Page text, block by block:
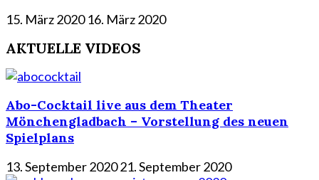
15. März 2020 16. März 2020
AKTUELLE VIDEOS
Abo-Cocktail live aus dem Theater
Mönchengladbach – Vorstellung des neuen
Spielplans
13. September 202021. September 2020